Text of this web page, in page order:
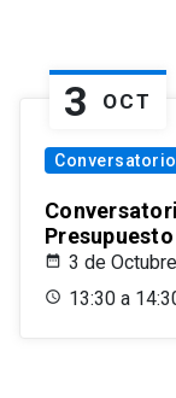
3 OCT
Conversatorio
Presupuesto
3 de
13:30 a